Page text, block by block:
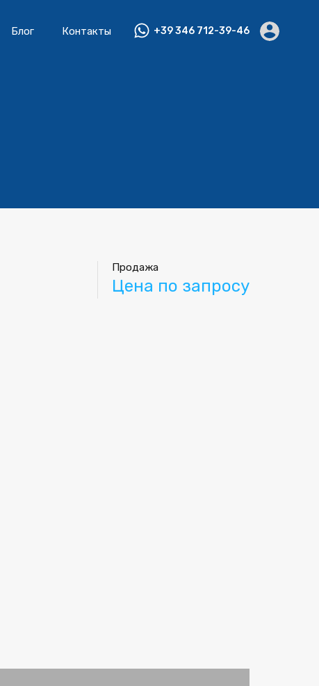
Блог Контакты +39 346 712-39-46
Продажа
Цена по запросу